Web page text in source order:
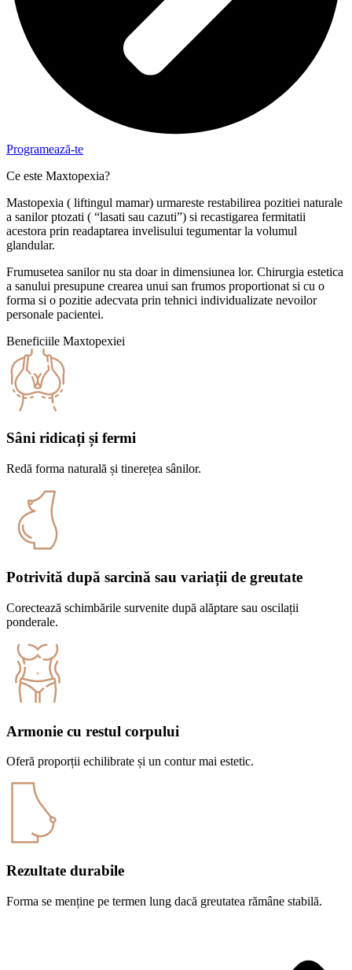
Programează-te
Ce este Maxtopexia?
Mastopexia ( liftingul mamar) urmareste restabilirea pozitiei naturale
a sanilor ptozati ( “lasati sau cazuti”) si recastigarea fermitatii
acestora prin readaptarea invelisului tegumentar la volumul
glandular.
Frumusetea sanilor nu sta doar in dimensiunea lor. Chirurgia estetica
a sanului presupune crearea unui san frumos proportionat si cu o
forma si o pozitie adecvata prin tehnici individualizate nevoilor
personale pacientei.
Beneficiile Maxtopexiei
Sâni ridicați și fermi
Redă forma naturală și tinerețea sânilor.
Potrivită după sarcină sau variații de greutate
Corectează schimbările survenite după alăptare sau oscilații
ponderale.
Armonie cu restul corpului
Oferă proporții echilibrate și un contur mai estetic.
Rezultate durabile
Forma se menține pe termen lung dacă greutatea rămâne stabilă.